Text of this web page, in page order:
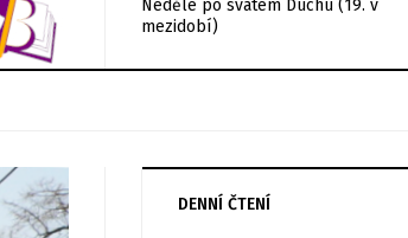
Neděle po svatém Duchu (19. v
mezidobí)
DENNÍ ČTENÍ